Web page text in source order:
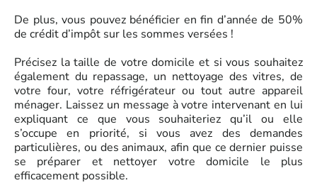
De plus, vous pouvez bénéficier en fin d’année de 50%
de crédit d’impôt sur les sommes versées !
Précisez la taille de votre domicile et si vous souhaitez
également du repassage, un nettoyage des vitres, de
votre four, votre réfrigérateur ou tout autre appareil
ménager. Laissez un message à votre intervenant en lui
expliquant ce que vous souhaiteriez qu’il ou elle
s’occupe en priorité, si vous avez des demandes
particulières, ou des animaux, afin que ce dernier puisse
se préparer et nettoyer votre domicile le plus
efficacement possible.